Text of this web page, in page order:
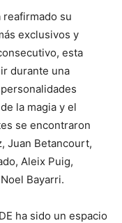
reafirmado su
exclusivos y
esta
durante una
la magia y el
se encontraron
Juan Betancourt,
Aleix Puig,
Bayarri.
ha sido un espacio